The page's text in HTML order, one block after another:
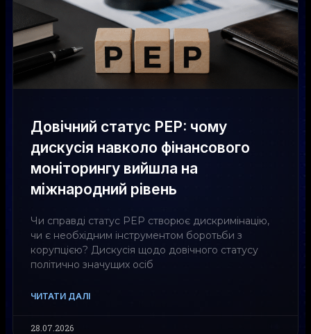
Довічний статус PEP: чому
дискусія навколо фінансового
моніторингу вийшла на
міжнародний рівень
Чи справді статус PEP створює дискримінацію,
чи є необхідним інструментом боротьби з
корупцією? Дискусія щодо довічного статусу
політично значущих осіб
ЧИТАТИ ДАЛІ
28.07.2026